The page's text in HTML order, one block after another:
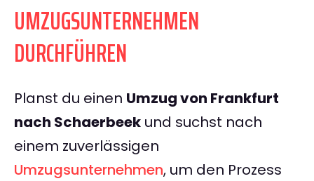
UMZUGSUNTERNEHMEN
DURCHFÜHREN
Planst du einen Umzug von Frankfurt
nach Schaerbeek und suchst nach
einem zuverlässigen
Umzugsunternehmen, um den Prozess